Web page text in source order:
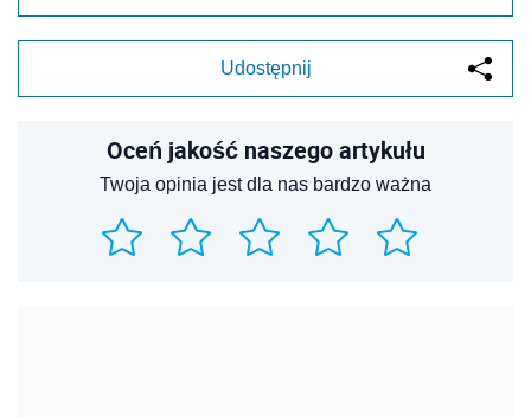
Udostępnij
Oceń jakość naszego artykułu
Twoja opinia jest dla nas bardzo ważna